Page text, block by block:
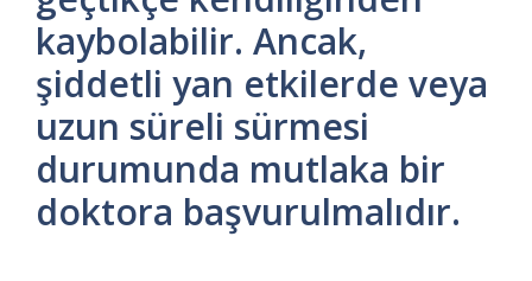
kaybolabilir. Ancak,
şiddetli yan etkilerde veya
uzun süreli sürmesi
durumunda mutlaka bir
doktora başvurulmalıdır.